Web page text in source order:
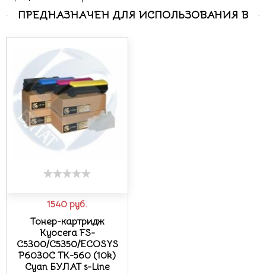
ПРЕДНАЗНАЧЕН ДЛЯ ИСПОЛЬЗОВАНИЯ В
1540 руб.
Тонер-картридж
Kyocera FS-
C5300/C5350/ECOSYS
P6030C TK-560 (10k)
Cyan БУЛАТ s-Line